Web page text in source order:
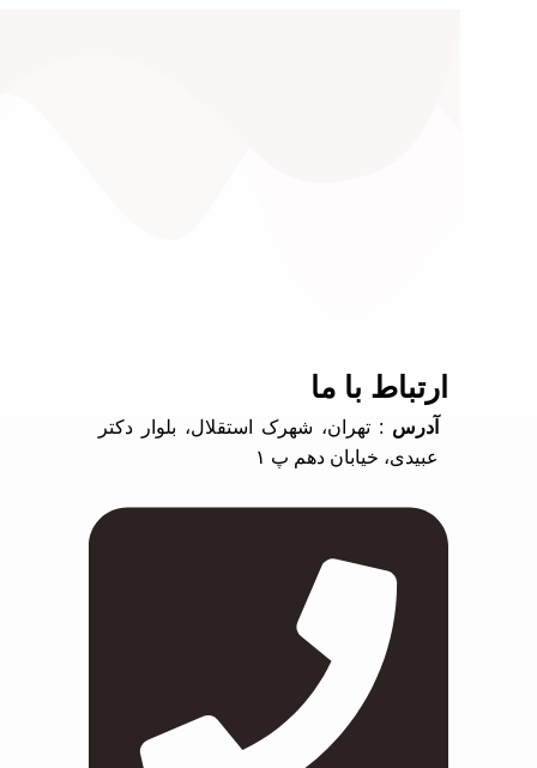
ارتباط با ما
آدرس : تهران، شهرک استقلال، بلوار دکتر
عبیدی، خیابان دهم پ ۱